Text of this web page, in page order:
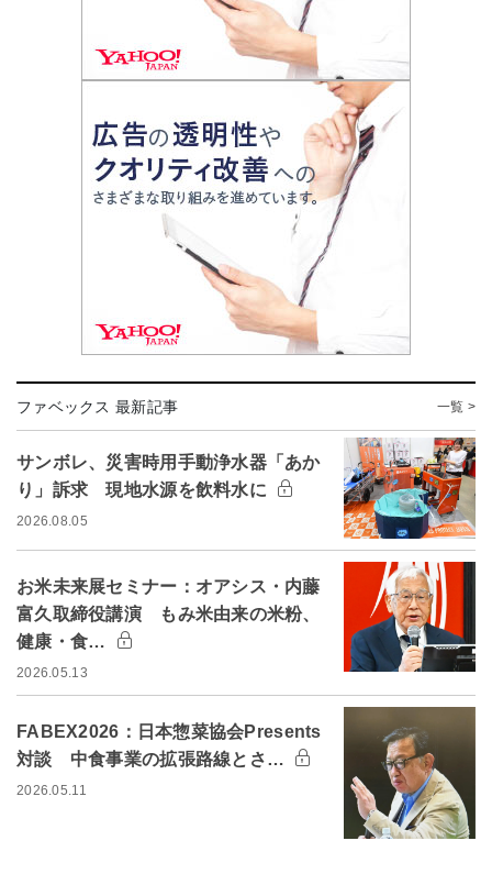
ファベックス 最新記事 一覧 >
サンボレ、災害時用手動浄水器「あか
り」訴求 現地水源を飲料水に
2026.08.05
お米未来展セミナー：オアシス・内藤
富久取締役講演 もみ米由来の米粉、
健康・食…
2026.05.13
FABEX2026：日本惣菜協会Presents
対談 中食事業の拡張路線とさ…
2026.05.11